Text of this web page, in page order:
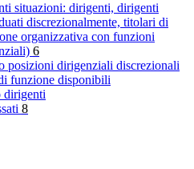
situazioni: dirigenti, dirigenti
discrezionalmente, titolari di
organizzativa con funzioni
6
posizioni dirigenziali discrezionali
funzione disponibili
dirigenti
8